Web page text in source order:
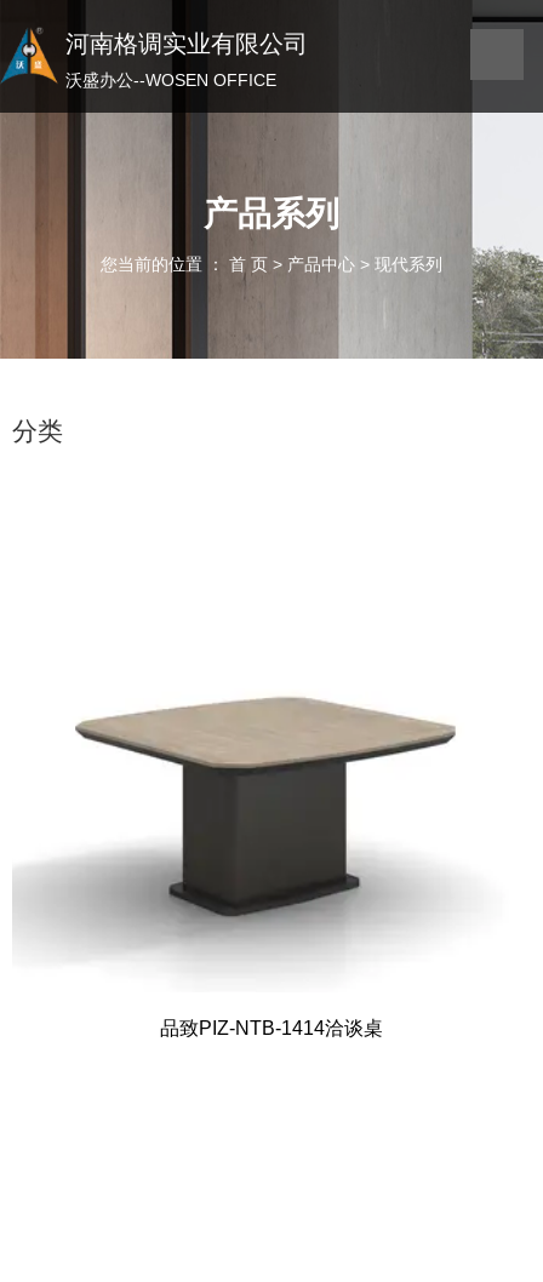
河南格调实业有限公司
沃盛办公——WOSEN OFFICE
河南格调实业有限公司
沃盛办公--WOSEN OFFICE
产品系列
您当前的位置 ： 首 页 > 产品中心 > 现代系列
分类
品致PIZ-NTB-1414洽谈桌